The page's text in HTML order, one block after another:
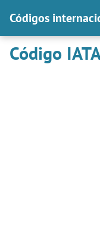
Códigos
Código